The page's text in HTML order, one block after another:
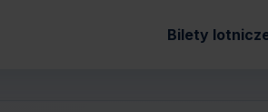
Bilety